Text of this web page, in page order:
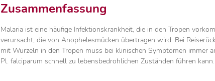
Zusammenfassung
Malaria ist eine häufige Infektionskrankheit, die in den Tropen
verursacht, die von Anophelesmücken übertragen wird. Bei
mit Wurzeln in den Tropen muss bei klinischen Symptomen immer
Pl. falciparum schnell zu lebensbedrohlichen Zuständen führen kann.